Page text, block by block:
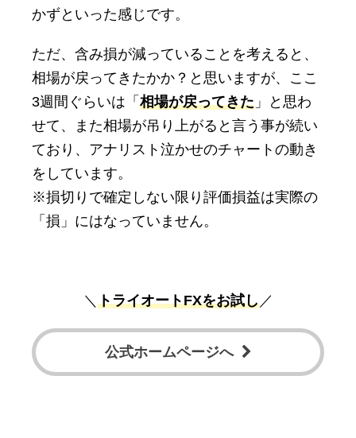
かずといった感じです。
ただ、含み損が減っていることを考えると、
相場が戻ってきたかか？と思いますが、ここ
3週間ぐらいは「 相場が戻ってきた 」と思わ
せて、また相場が吊り上がると言う事が続い
ており、アナリスト泣かせのチャートの動き
をしています。
※損切りで確定しない限り評価損益は実際の
「損」にはなっていません。
＼ トライオートFXをお試し／
公式ホームページへ